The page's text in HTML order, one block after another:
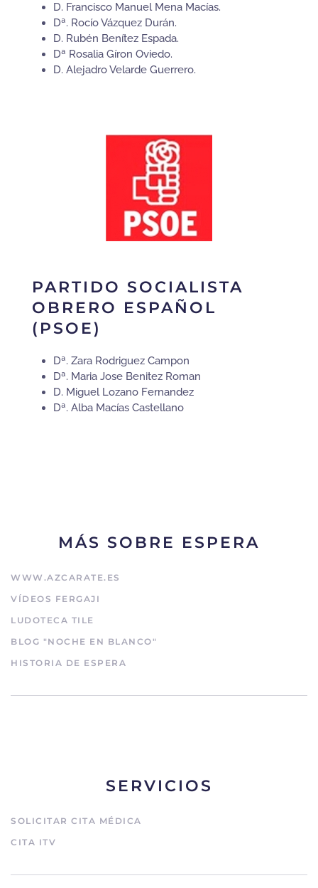
D. Francisco Manuel Mena Macías.
Dª. Rocío Vázquez Durán.
D. Rubén Benítez Espada.
Dª Rosalia Gíron Oviedo.
D. Alejadro Velarde Guerrero.
PARTIDO SOCIALISTA
OBRERO ESPAÑOL
(PSOE)
Dª. Zara Rodriguez Campon
Dª. Maria Jose Benitez Roman
D. Miguel Lozano Fernandez
Dª. Alba Macías Castellano
MÁS SOBRE ESPERA
WWW.AZCARATE.ES
VÍDEOS FERGAJI
LUDOTECA TILE
BLOG "NOCHE EN BLANCO"
HISTORIA DE ESPERA
SERVICIOS
SOLICITAR CITA MÉDICA
CITA ITV